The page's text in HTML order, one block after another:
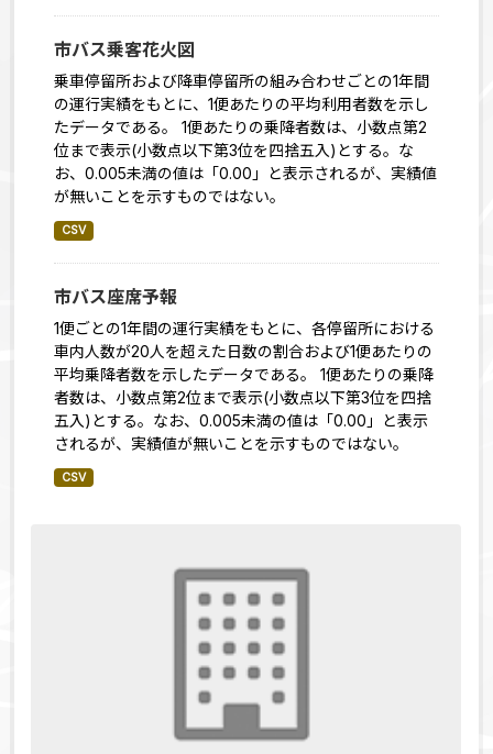
市バス乗客花火図
乗車停留所および降車停留所の組み合わせごとの1年間
の運行実績をもとに、1便あたりの平均利用者数を示し
たデータである。 1便あたりの乗降者数は、小数点第2
位まで表示(小数点以下第3位を四捨五入)とする。な
お、0.005未満の値は「0.00」と表示されるが、実績値
が無いことを示すものではない。
CSV
市バス座席予報
1便ごとの1年間の運行実績をもとに、各停留所における
車内人数が20人を超えた日数の割合および1便あたりの
平均乗降者数を示したデータである。 1便あたりの乗降
者数は、小数点第2位まで表示(小数点以下第3位を四捨
五入)とする。なお、0.005未満の値は「0.00」と表示
されるが、実績値が無いことを示すものではない。
CSV